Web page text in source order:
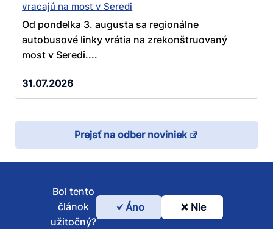
vracajú na most v Seredi
Od pondelka 3. augusta sa regionálne
autobusové linky vrátia na zrekonštruovaný
most v Seredi....
31.07.2026
Prejsť na odber noviniek
Bol
Bol tento
článok
užitočný?
Áno Nie